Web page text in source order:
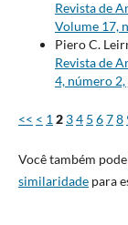
Revista de
Volume 17,
Piero C.
Revista de
4, número
<< < 1 2 34 5 678
Você também pode
similaridadepara